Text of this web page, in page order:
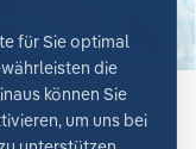
für Sie optimal
die
können Sie
um uns bei